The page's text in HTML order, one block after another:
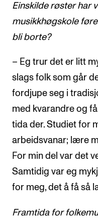
Einskilde røster har
musikkhøgskole
bli borte?
– Eg trur det er litt
slags folk som går
fordjupe seg i
med kvarandre og
tida der. Studiet for
arbeidsvanar; lære
For min del var det
Samtidig var eg
for meg, det å få så
Framtida for